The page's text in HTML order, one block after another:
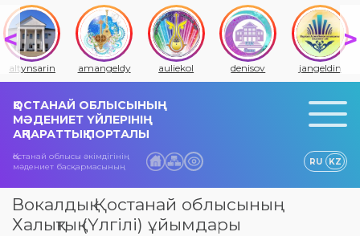
altynsarin amangeldy auliekol denisov jangeldin
ҚОСТАНАЙ ОБЛЫСЫНЫҢ
МӘДЕНИЕТ ҮЙЛЕРІНІҢ
АҚПАРАТТЫҚ ПОРТАЛЫ
Қостанай облысы әкімдігінің
мәдениет басқармасының
RU KZ
Вокалдық Қостанай облысының
Халықтық (Үлгілі) ұйымдары